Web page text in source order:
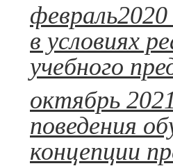
в условиях
учебного
октябрь
поведения
концепции